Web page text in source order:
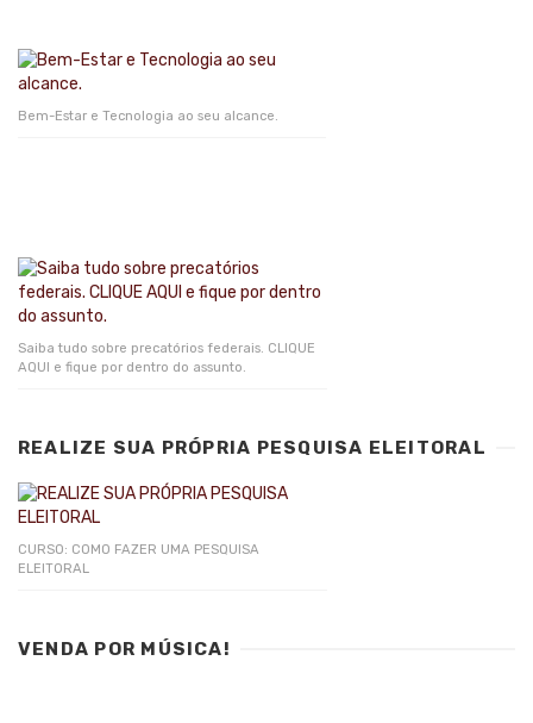
Bem-Estar e Tecnologia ao seu alcance.
Saiba tudo sobre precatórios federais. CLIQUE
AQUI e fique por dentro do assunto.
REALIZE SUA PRÓPRIA PESQUISA ELEITORAL
CURSO: COMO FAZER UMA PESQUISA
ELEITORAL
VENDA POR MÚSICA!